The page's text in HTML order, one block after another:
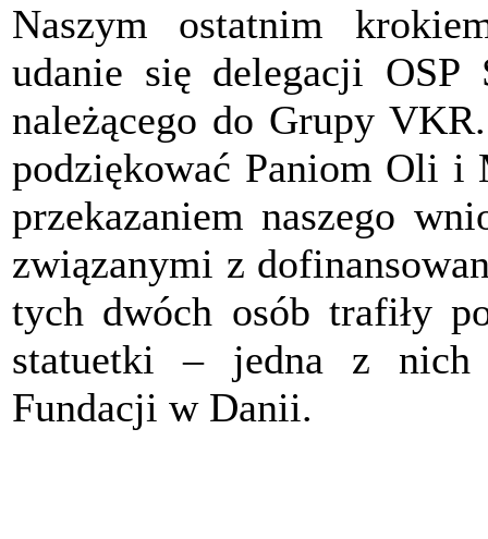
Naszym ostatnim
udanie się delegacji OSP
należącego do Grupy
podziękować Paniom Oli i
przekazaniem naszego
związanymi z
tych dwóch osób trafiły
statuetki – jedna z nich
Fundacji w Danii.